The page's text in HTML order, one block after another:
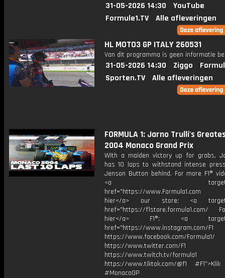
31-05-2026 14:30
YouTube
Formule1.TV
Alle afleveringen
HL MOTO3 GP ITALY 260531
Van dit programma is geen informatie
31-05-2026 14:30 Ziggo
Sporten.TV
Alle afleveringen
FORMULA 1: Jarno Trulli's
2004 Monaco Grand Prix
With a maiden victory up for grabs,
has 10 laps to withstand intense
Jenson Button behind. For more F1®
<a
href="https://www.Formula1.com
hier</a> our store: <a
href="https://f1store.formula1.com/
hier</a> F1®: <a
href="https://www.instagram.com/F1
https://www.facebook.com/Formula1/
https://www.twitter.com/F1
https://www.twitch.tv/formula1
https://www.tiktok.com/@f1
#MonacoGP